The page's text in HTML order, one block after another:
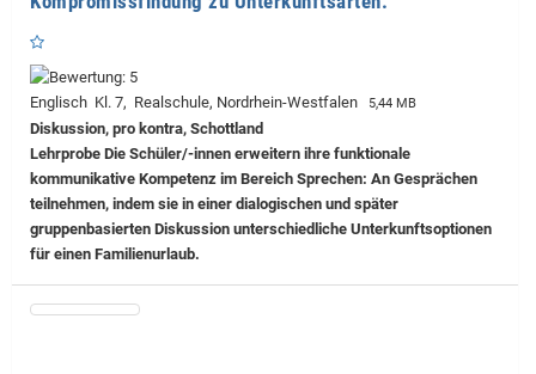
Englisch Kl. 7, Realschule, Nordrhein-Westfalen 5,44 MB
Diskussion, pro kontra, Schottland
Lehrprobe Die Schüler/-innen erweitern ihre funktionale
kommunikative Kompetenz im Bereich Sprechen: An Gesprächen
teilnehmen, indem sie in einer dialogischen und später
gruppenbasierten Diskussion unterschiedliche Unterkunftsoptionen
für einen Familienurlaub.